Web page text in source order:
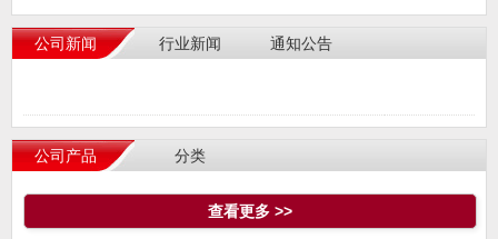
公司新闻 行业新闻 通知公告
公司产品 分类
查看更多 >>